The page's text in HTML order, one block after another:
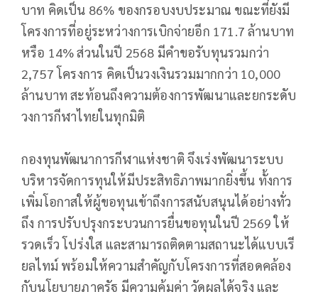
บาท คิดเป็น 86% ของกรอบงบประมาณ ขณะที่ยังมี
โครงการที่อยู่ระหว่างการเบิกจ่ายอีก 171.7 ล้านบาท
หรือ 14% ส่วนในปี 2568 มีคำขอรับทุนรวมกว่า
2,757 โครงการ คิดเป็นวงเงินรวมมากกว่า 10,000
ล้านบาท สะท้อนถึงความต้องการพัฒนาและยกระดับ
วงการกีฬาไทยในทุกมิติ
กองทุนพัฒนาการกีฬาแห่งชาติ จึงเร่งพัฒนาระบบ
บริหารจัดการทุนให้มีประสิทธิภาพมากยิ่งขึ้น ทั้งการ
เพิ่มโอกาสให้ผู้ขอทุนเข้าถึงการสนับสนุนได้อย่างทั่ว
ถึง การปรับปรุงกระบวนการยื่นขอทุนในปี 2569 ให้
รวดเร็ว โปร่งใส และสามารถติดตามสถานะได้แบบเรี
ยลไทม์ พร้อมให้ความสำคัญกับโครงการที่สอดคล้อง
กับนโยบายภาครัฐ มีความคุ้มค่า วัดผลได้จริง และ